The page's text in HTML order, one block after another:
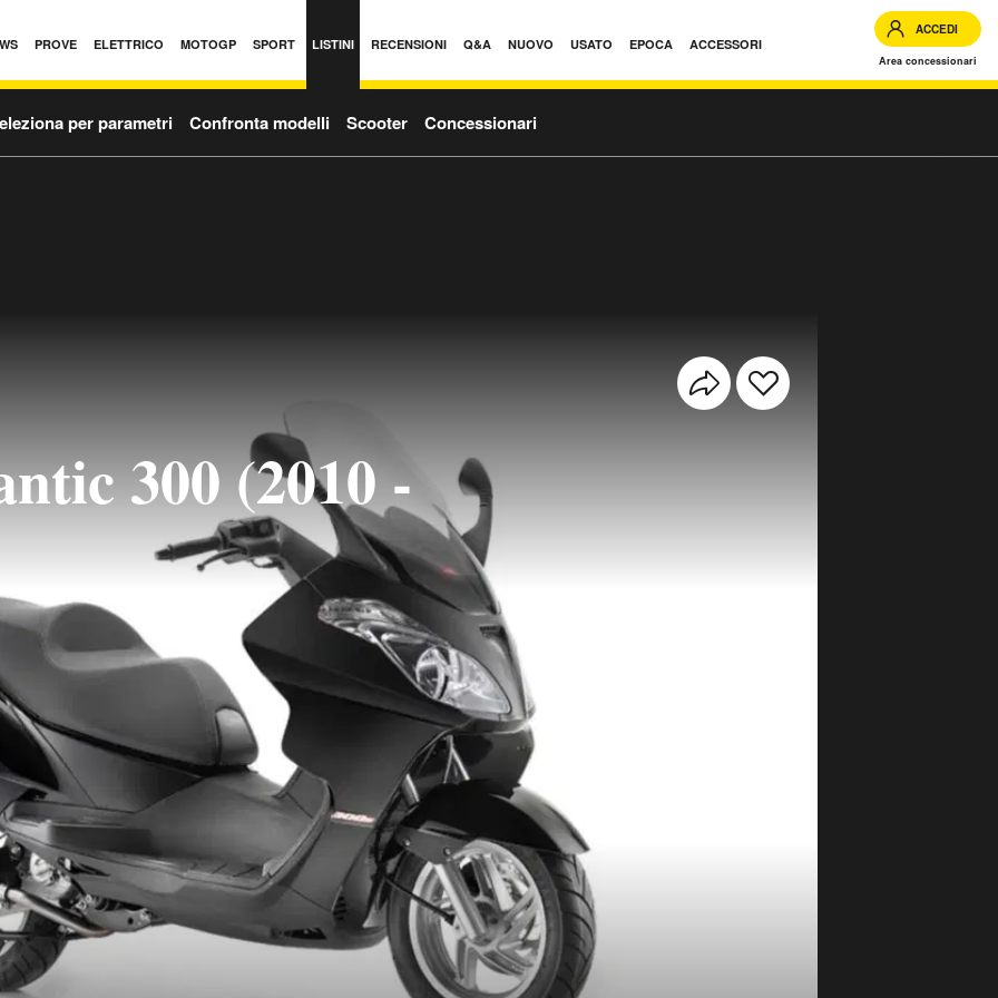
PROVE ELETTRICO MOTOGP SPORT LISTINI RECENSIONI Q&A NUOVO USATO EPOCA ACCESSORI
ACCEDI
Area concessionari
per parametri Confronta modelli Scooter Concessionari
300 (2010 -